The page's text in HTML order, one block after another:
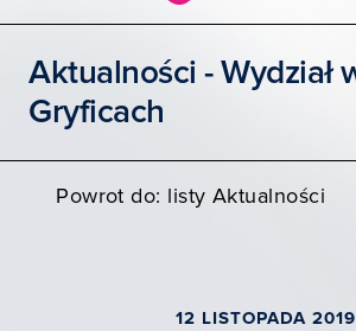
Moja ZPSB
Aktualności - Wydział w
Gryficach
Powrot do: listy Aktualności
12 LISTOPADA 2019